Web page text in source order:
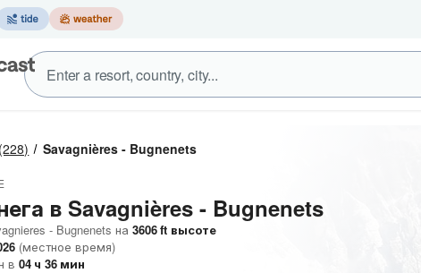
(228) Savagnières - Bugnenets
в Savagnières - Bugnenets
- Bugnenets на 3606ft высоте
(местное время)
в 04 ч 36 мин